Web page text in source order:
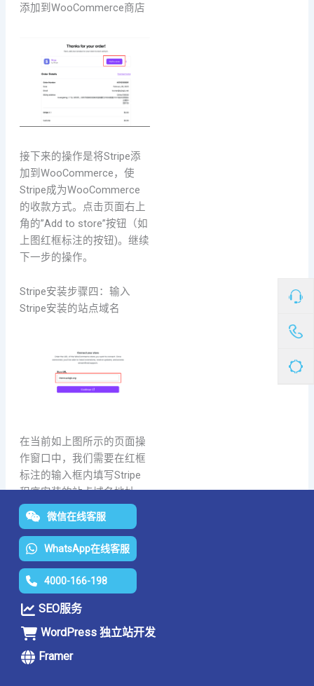
添加到WooCommerce商店
接下来的操作是将Stripe添
加到WooCommerce，使
Stripe成为WooCommerce
的收款方式。点击页面右上
角的”Add to store”按钮（如
上图红框标注的按钮)。继续
下一步的操作。
Stripe安装步骤四：输入
Stripe安装的站点域名
在当前如上图所示的页面操
作窗口中，我们需要在红框
标注的输入框内填写Stripe
程序安装的站点域名地址，
完成这些信息后，点击确
认，Stripe插件就会成功安
装到WooCommerce中。通
过这一操作，Stripe与
WooCommerce将实现功能
和数据的互通，确保电商网
站能够顺利使用Stripe进行
支付处理。
Stripe安装步骤五：授权
微信在线客服
WhatsApp在线客服
4000-166-198
Framer
WordPress 独立站开发
SEO服务